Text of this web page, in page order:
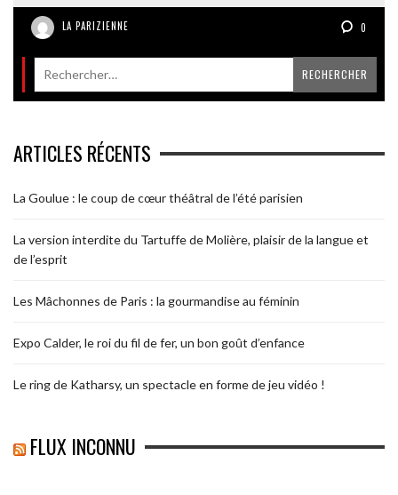
LA PARIZIENNE 0
ARTICLES RÉCENTS
La Goulue : le coup de cœur théâtral de l’été parisien
La version interdite du Tartuffe de Molière, plaisir de la langue et
de l’esprit
Les Mâchonnes de Paris : la gourmandise au féminin
Expo Calder, le roi du fil de fer, un bon goût d’enfance
Le ring de Katharsy, un spectacle en forme de jeu vidéo !
FLUX INCONNU